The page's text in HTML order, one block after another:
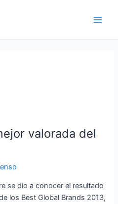
valorada del
enso
se dio a conocer el resultado
los Best Global Brands 2013,